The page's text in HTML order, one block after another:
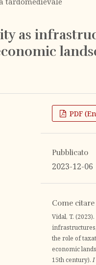
as
PDF
Pubblicato
2023-12-06
Come citare
Vidal, T.
the role of
economic
15th century).I